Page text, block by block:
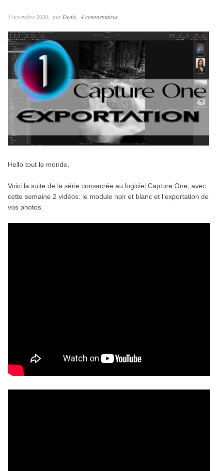
1 novembre 2020 parDenis 4 commentaires
Hello tout le monde,
Voici la suite de la série consacrée au logiciel Capture One, avec
cette semaine 2 vidéos: le module noir et blanc et l’exportation de
vos photos.